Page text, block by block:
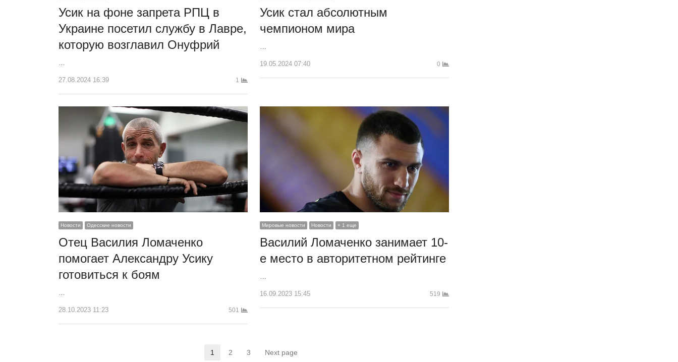
Усик на фоне запрета РПЦ в
Украине посетил службу в Лавре,
которую возглавил Онуфрий
27.08.2024 16:39 1
Усик стал абсолютным
чемпионом мира
19.05.2024 07:40 0
Новости Одесские новости
Отец Василия Ломаченко
помогает Александру Усику
готовиться к боям
…
28.10.2023 11:23 501
Мировые новости Новости + 1 еще
Василий Ломаченко занимает 10-
е место в авторитетном рейтинге
16.09.2023 15:45 519
Страница
1 Страница
2 Страница
3 Next page